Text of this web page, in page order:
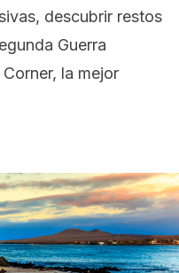
descubrir restos
Guerra
la mejor